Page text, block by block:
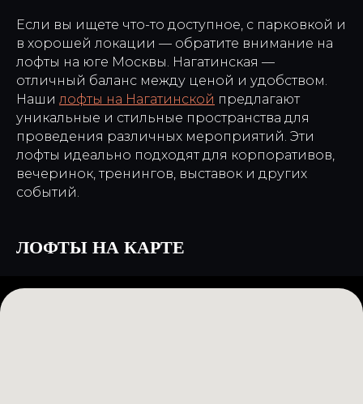
Если вы ищете что-то доступное, с парковкой и
в хорошей локации — обратите внимание на
лофты на юге Москвы. Нагатинская —
отличный баланс между ценой и удобством.
Наши лофты на Нагатинской предлагают
уникальные и стильные пространства для
проведения различных мероприятий. Эти
лофты идеально подходят для корпоративов,
вечеринок, тренингов, выставок и других
событий.
ЛОФТЫ НА КАРТЕ